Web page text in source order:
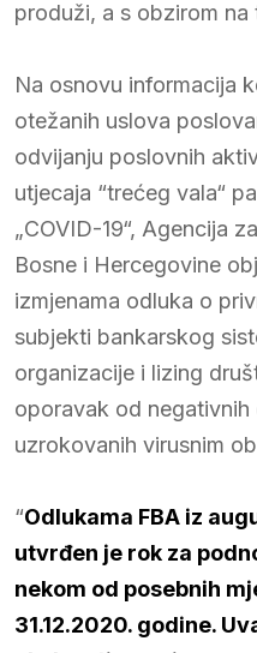
produži, a s obzirom na
Na osnovu informacija
otežanih uslova
odvijanju poslovnih
utjecaja “trećeg vala“
„COVID-19“, Agencija
Bosne i Hercegovine
izmjenama odluka o
subjekti bankarskog
organizacije i lizing
oporavak od
uzrokovanih virusnim
“Odlukama FBA iz
utvrđen je rok za
nekom od posebnih
31.12.2020. godine.